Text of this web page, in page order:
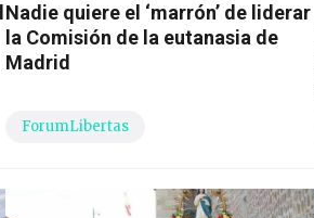
Nadie quiere el ‘marrón’ de liderar
la Comisión de la eutanasia de
Madrid
ForumLibertas